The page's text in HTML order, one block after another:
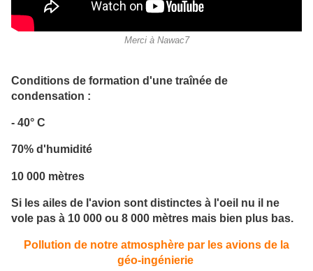
Merci à Nawac7
Conditions de formation d'une traînée de
condensation :
- 40° C
70% d'humidité
10 000 mètres
Si les ailes de l'avion sont distinctes à l'oeil nu il ne
vole pas à 10 000 ou 8 000 mètres mais bien plus bas.
Pollution de notre atmosphère par les avions de la
géo-ingénierie